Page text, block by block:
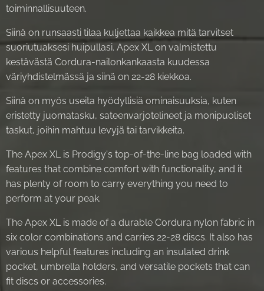
toiminnallisuuteen.
Siinä on runsaasti tilaa kuljettaa kaikkea mitä tarvitset
suoriutuaksesi huipullasi. Apex XL on valmistettu
kestävästä Cordura-nailonkankaasta kuudessa
väriyhdistelmässä ja siinä on 22-28 kiekkoa.
Siinä on myös useita hyödyllisiä ominaisuuksia, kuten
eristetty juomatasku, sateenvarjotelineet ja monipuoliset
taskut, joihin mahtuu levyjä tai tarvikkeita.
The Apex XL is Prodigy's top-of-the-line bag loaded with
features that combine comfort with functionality, and it
has plenty of room to carry everything you need to
perform at your peak.
The Apex XL is made of a durable Cordura nylon fabric in
six color combinations and carries 22-28 discs. It also has
various helpful features including an insulated drink
pocket, umbrella holders, and versatile pockets that can
fit discs or accessories.